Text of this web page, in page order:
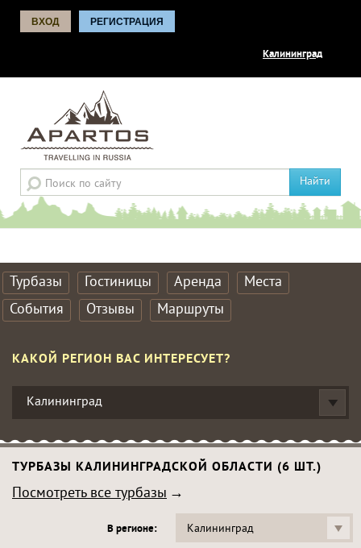
ВХОД РЕГИСТРАЦИЯ
Калининград
Найти
Турбазы Гостиницы Аренда
Места
События
Отзывы Маршруты
КАКОЙ РЕГИОН ВАС ИНТЕРЕСУЕТ?
Калининград
ТУРБАЗЫ КАЛИНИНГРАДСКОЙ ОБЛАСТИ (6 ШТ.)
Посмотреть все турбазы
В регионе: Калининград